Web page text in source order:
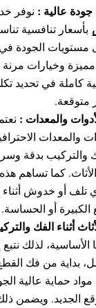
عالية : نوفر
بأسعار تنافسية
مستويات الجودة
وخيارات مرنة
كاملة في تحديد
متوقعة.
والمعدات :
والمعدات
والتركيب بدقة
كما تساهم
تلف أو خدوش
الكبيرة أو الحساسة.
أثناء الفك
الأساسية، لذلك
بداية من فك
مواد حماية عالية
الجديد. ويضمن